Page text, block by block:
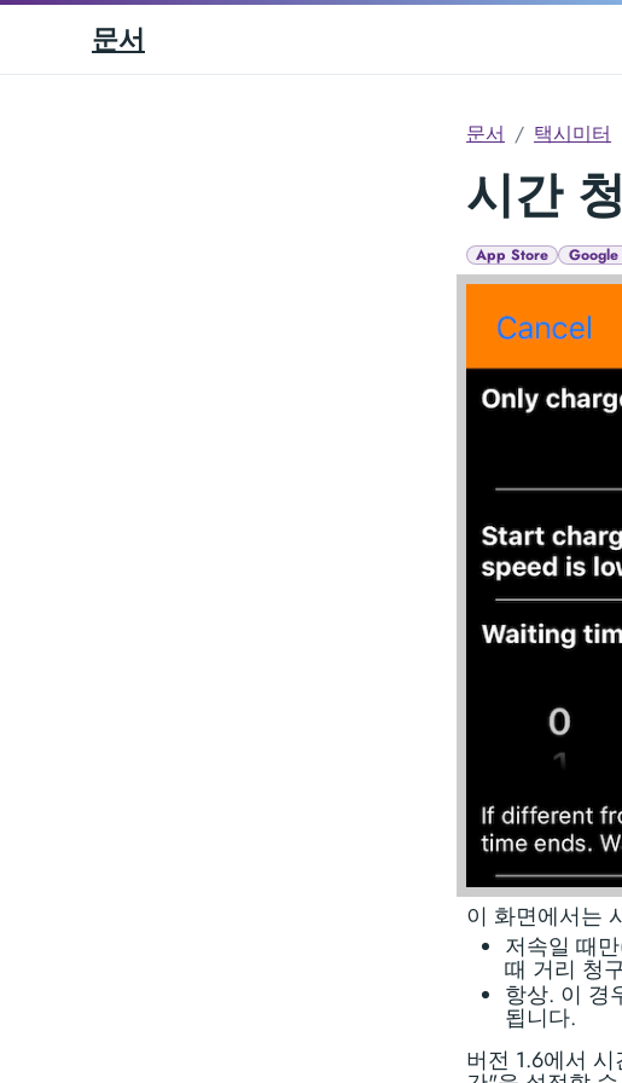
문서
문서 택시미터
시간
App Store Google
이 화면에서는
저속일 때
때 거리 청
항상. 이 경
됩니다.
버전 1.6에서